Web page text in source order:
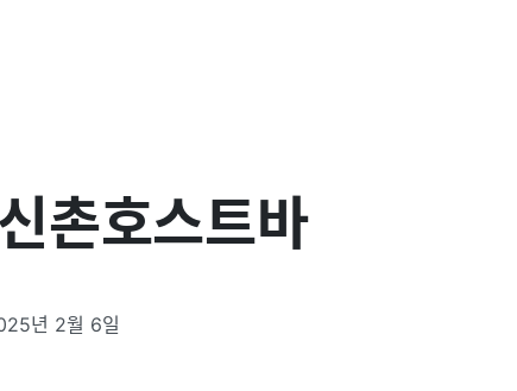
촌호스트바
년 2월 6일